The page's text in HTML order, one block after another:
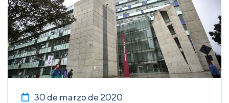
30 de marzo de 2020